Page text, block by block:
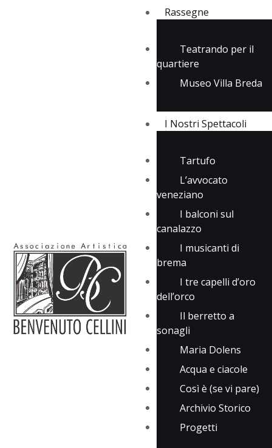
Rassegne
Teatrando per il
quartiere
Museo Villa Breda
I Nostri Spettacoli
Tartufo
L’avvocato
veneziano
I balconi sul
canalazzo
I musicanti di
brema
I tre capelli d’oro
dell’orco
Il berretto a
sonagli
Maria Dolens
Acqua e ciacole
Così è (se vi pare)
Archivio Storico
Progetti
I Nostri Spettacoli